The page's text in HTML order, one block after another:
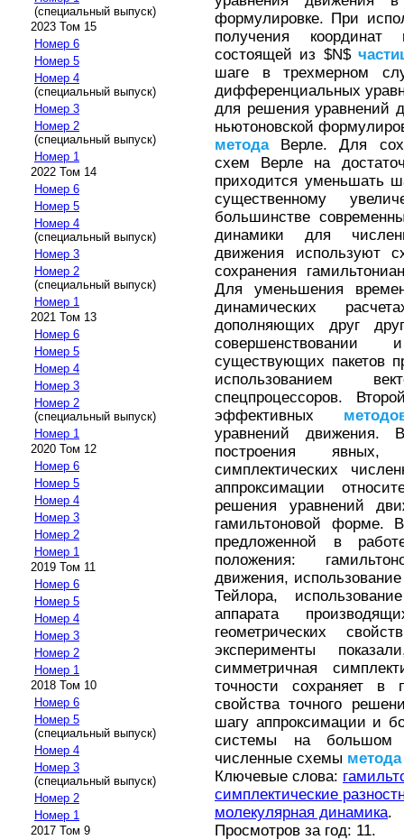
(специальный выпуск)
2023 Том 15
Номер 6
Номер 5
Номер 4
(специальный выпуск)
Номер 3
Номер 2
(специальный выпуск)
Номер 1
2022 Том 14
Номер 6
Номер 5
Номер 4
(специальный выпуск)
Номер 3
Номер 2
(специальный выпуск)
Номер 1
2021 Том 13
Номер 6
Номер 5
Номер 4
Номер 3
Номер 2
(специальный выпуск)
Номер 1
2020 Том 12
Номер 6
Номер 5
Номер 4
Номер 3
Номер 2
Номер 1
2019 Том 11
Номер 6
Номер 5
Номер 4
Номер 3
Номер 2
Номер 1
2018 Том 10
Номер 6
Номер 5
(специальный выпуск)
Номер 4
Номер 3
(специальный выпуск)
Номер 2
Номер 1
2017 Том 9
формулировке. При
получения
состоящей из $N$
шаге в трехмерном
дифференциальных
для решения уравнений
ньютоновской
методаВерле. Для
схем Верле на
приходится уменьшать
существенному
большинстве
динамики для
движения используют
сохранения
Для уменьшения
динамических
дополняющих друг
существующих пакетов
использованием
спецпроцессоров.
эффективных
уравнений движения.
построения
симплектических
аппроксимации
решения уравнений
гамильтоновой форме.
предложенной в
положения:
движения,
Тейлора,
аппарата
геометрических
эксперименты
симметричная
точности сохраняет в
свойства точного
шагу аппроксимации и
системы на большом
численные схемы метода
Ключевые слова:
симплектические
молекулярная динамика.
Просмотров за год: 11.